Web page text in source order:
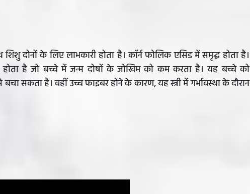
शिशु दोनों के लिए लाभकारी होता है। कॉर्न फोलिक एसिड में समृद्ध होता है।
है जो बच्चे में जन्म दोषों के जोखिम को कम करता है। यह बच्चे को
सकता है। वहीं उच्च फाइबर होने के कारण, यह स्त्री में गर्भावस्था के दौरान